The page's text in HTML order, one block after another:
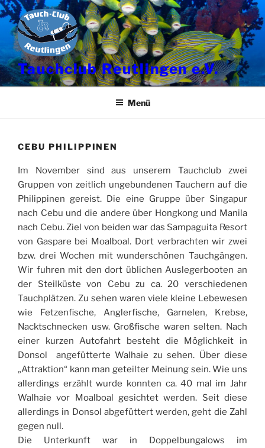
Zum
Inhalt
springen
Tauchclub Reutlingen e.V.
Menü
CEBU PHILIPPINEN
Im November sind aus unserem Tauchclub zwei
Gruppen von zeitlich ungebundenen Tauchern auf die
Philippinen gereist. Die eine Gruppe über Singapur
nach Cebu und die andere über Hongkong und Manila
nach Cebu. Ziel von beiden war das Sampaguita Resort
von Gaspare bei Moalboal. Dort verbrachten wir zwei
bzw. drei Wochen mit wunderschönen Tauchgängen.
Wir fuhren mit den dort üblichen Auslegerbooten an
der Steilküste von Cebu zu ca. 20 verschiedenen
Tauchplätzen. Zu sehen waren viele kleine Lebewesen
wie Fetzenfische, Anglerfische, Garnelen, Krebse,
Nacktschnecken usw. Großfische waren selten. Nach
einer kurzen Autofahrt besteht die Möglichkeit in
Donsol angefütterte Walhaie zu sehen. Über diese
„Attraktion“ kann man geteilter Meinung sein. Wie uns
allerdings erzählt wurde konnten ca. 40 mal im Jahr
Walhaie vor Moalboal gesichtet werden. Seit diese
allerdings in Donsol abgefüttert werden, geht die Zahl
gegen null.
Die Unterkunft war in Doppelbungalows im